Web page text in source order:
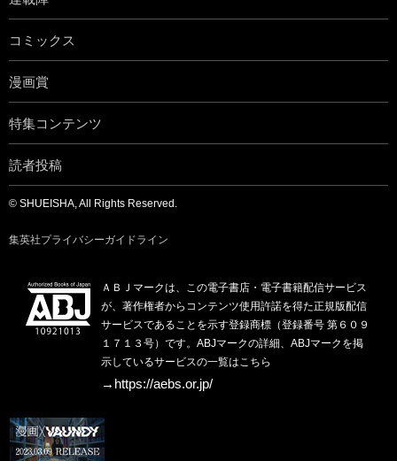
コミックス
漫画賞
特集コンテンツ
読者投稿
© SHUEISHA, All Rights Reserved.
集英社プライバシーガイドライン
ＡＢＪマークは、この電子書店・電子書籍配信サービス
が、著作権者からコンテンツ使用許諾を得た正規版配信
サービスであることを示す登録商標（登録番号 第６０９
１７１３号）です。ABJマークの詳細、ABJマークを掲
示しているサービスの一覧はこちら
→https://aebs.or.jp/